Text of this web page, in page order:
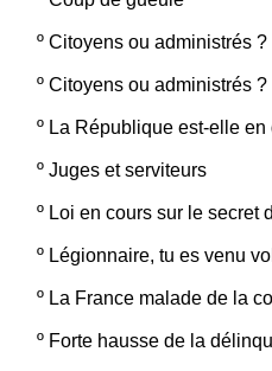
º Citoyens ou administrés ?
º Citoyens ou administrés ?
º La République est-elle en
º Juges et serviteurs
º Loi en cours sur le secret
º Légionnaire, tu es venu
º La France malade de la
º Forte hausse de la